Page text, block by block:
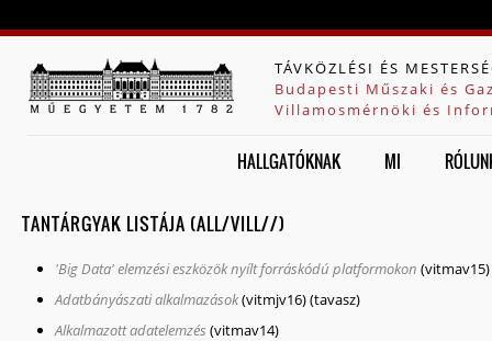
TÁVKÖZLÉSI ÉS
Budapesti Műszaki és
Villamosmérnöki és
HALLGATÓKNAK MI
TANTÁRGYAK LISTÁJA (ALL/VILL//)
'Big Data' elemzési eszközök nyílt forráskódú platformokon (vitmav15)
Adatbányászati alkalmazások(vitmjv16)(tavasz)
Alkalmazott adatelemzés (vitmav14)